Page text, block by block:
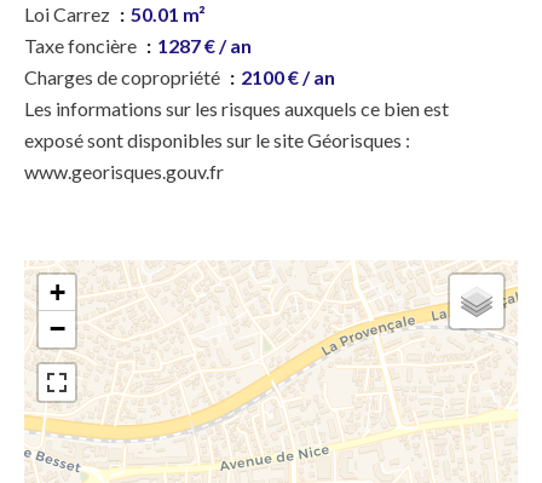
Loi Carrez
50.01 m²
Taxe foncière
1287 € / an
Charges de copropriété
2100 € / an
Les informations sur les risques auxquels ce bien est
exposé sont disponibles sur le site Géorisques :
www.georisques.gouv.fr
+
−